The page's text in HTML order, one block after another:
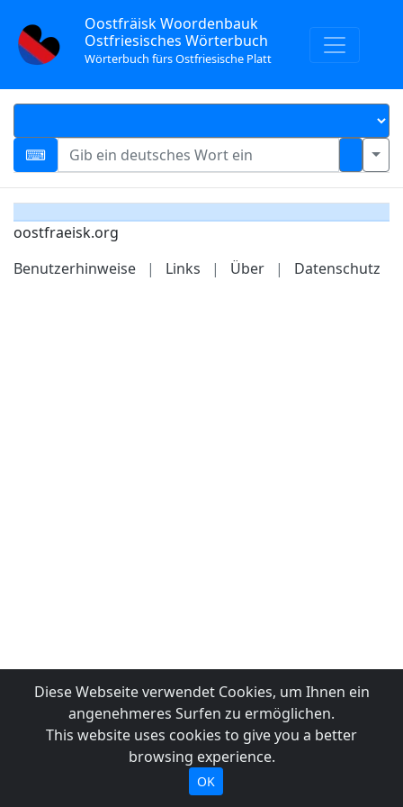
Oostfräisk Woordenbauk
Ostfriesisches Wörterbuch
Wörterbuch fürs Ostfriesische Platt
oostfraeisk.org
Benutzerhinweise
| Links | Über | Datenschutz
Diese Webseite verwendet Cookies, um Ihnen ein
angenehmeres Surfen zu ermöglichen.
This website uses cookies to give you a better
browsing experience.
OK